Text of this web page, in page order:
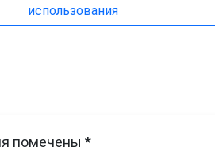
использования
помечены *